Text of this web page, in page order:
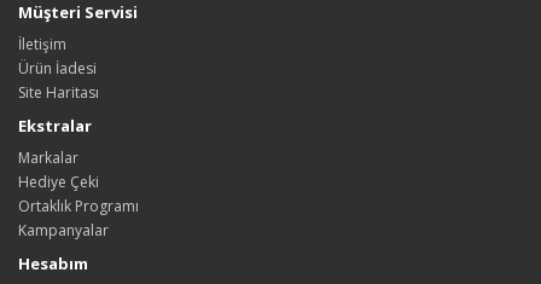
Müşteri Servisi
İletişim
Ürün İadesi
Site Haritası
Ekstralar
Markalar
Hediye Çeki
Ortaklık Programı
Kampanyalar
Hesabım